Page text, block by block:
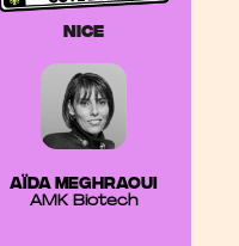
nice
AÏDA MEGHRAOUI
AMK Biotech